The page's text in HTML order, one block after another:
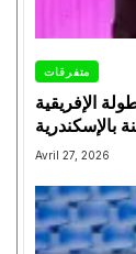
متفرقات
الإفريقية
Avril 27, 2026